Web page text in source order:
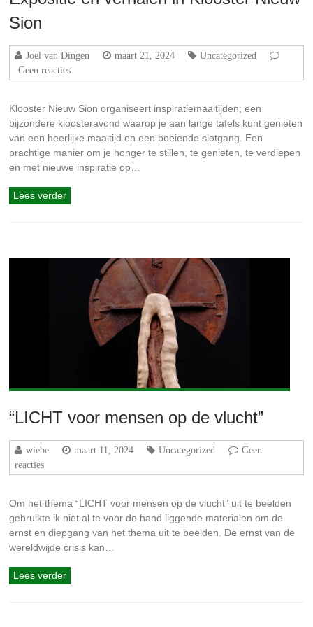
Sion
Joel van Dingen maart 21, 2024
Uncategorized
Geen reacties
Klooster Nieuw Sion organiseert inspiratiemaaltijden; een
bijzondere kloosteravond waarop je aan lange tafels kunt genieten
van een heerlijke maaltijd en een boeiende slotgang. Een
prachtige manier om je honger te stillen, te genieten, te verdiepen
en met nieuwe inspiratie op…
Lees verder
“LICHT voor mensen op de vlucht”
wiebe maart 11, 2024 Uncategorized
Geen
reacties
Om het thema “LICHT voor mensen op de vlucht” uit te beelden
gebruikte ik niet al te voor de hand liggende materialen om de
ernst en diepgang van het thema uit te beelden. De ernst van de
wereldwijde crisis kan…
Lees verder